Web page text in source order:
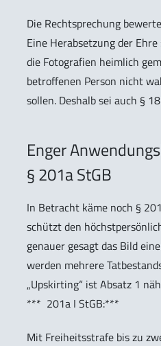
Die Rechtsprechung
Eine Herabsetzung der
die Fotografien heimlich
betroffenen Person nicht
sollen. Deshalb sei auch §
Enger
§ 201a StGB
In Betracht käme noch §
schützt den
genauer gesagt das Bild
werden mehrere
„Upskirting“ ist Absatz 1
*** 201a I StGB:***
Mit Freiheitsstrafe bis zu